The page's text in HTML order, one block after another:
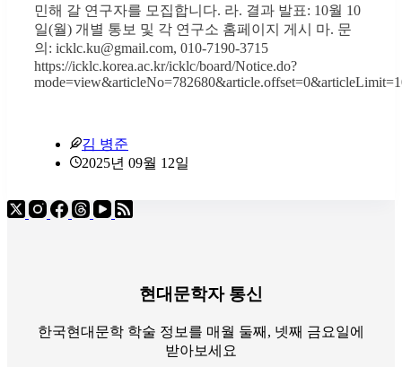
민해 갈 연구자를 모집합니다. 라. 결과 발표: 10월 10
일(월) 개별 통보 및 각 연구소 홈페이지 게시 마. 문
의: icklc.ku@gmail.com, 010-7190-3715
https://icklc.korea.ac.kr/icklc/board/Notice.do?
김 병준
2025년 09월 12일
현대문학자 통신
한국현대문학 학술 정보를 매월 둘째, 넷째 금요일에
받아보세요